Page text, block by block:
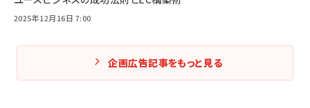
2025年12月16日 7:00
企画広告記事をもっと見る